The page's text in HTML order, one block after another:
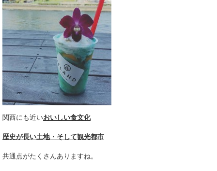
関西にも近いおいしい食文化
歴史が長い土地・そして観光都市
共通点がたくさんありますね。